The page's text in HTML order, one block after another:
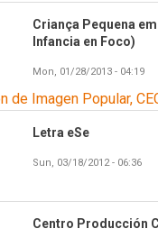
Criança Pequena
Infancia en Foco)
Mon, 01/28/2013 - 04:19
de Imagen Popular,
Letra eSe
Sun, 03/18/2012 - 06:36
Centro Producción